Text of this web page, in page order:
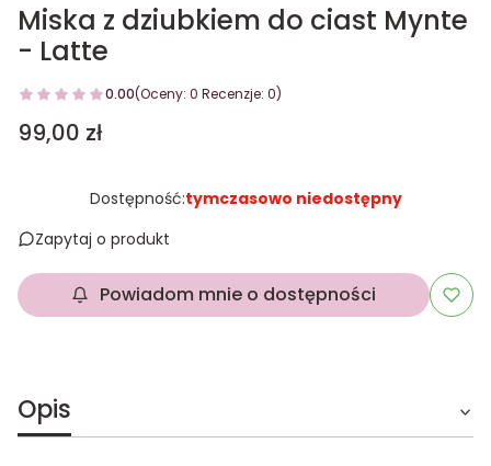
Miska z dziubkiem do ciast Mynte
- Latte
0.00(Oceny: 0 Recenzje: 0)
Cena
99,00 zł
Dostępność:tymczasowo niedostępny
Zapytaj o produkt
Powiadom mnie o dostępności
Opis